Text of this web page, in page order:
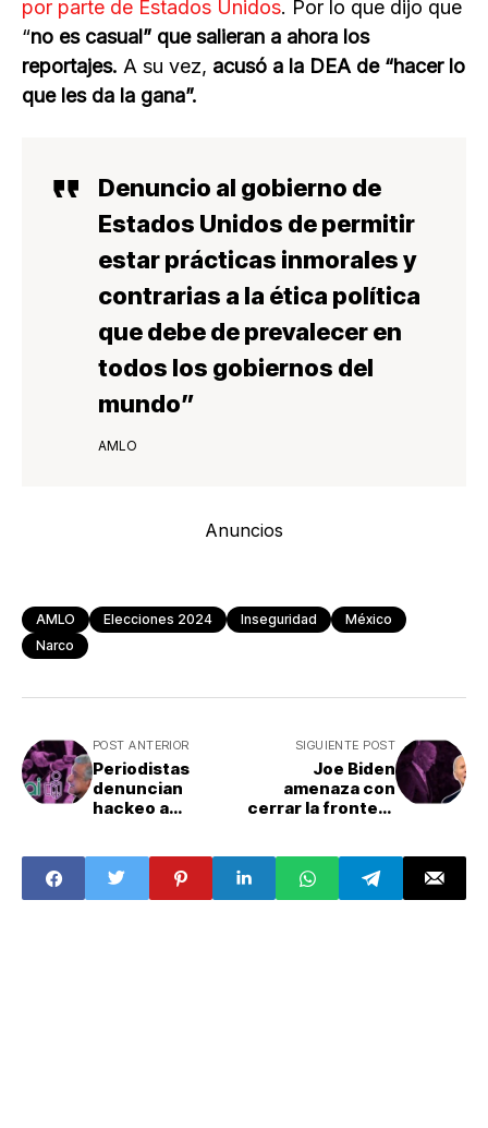
por parte de Estados Unidos. Por lo que dijo que
“no es casual” que salieran a ahora los
reportajes. A su vez, acusó a la DEA de “hacer lo
que les da la gana”.
Denuncio al gobierno de
Estados Unidos de permitir
estar prácticas inmoralesy
contrarias a la ética política
que debe de prevalecer en
todos los gobiernos del
mundo”
AMLO
Anuncios
AMLO Elecciones 2024 Inseguridad
México
Narco
POST ANTERIOR
Periodistas
denuncian
hackeo a
SIGUIENTE POST
Joe Biden
amenaza con
cerrar la frontera